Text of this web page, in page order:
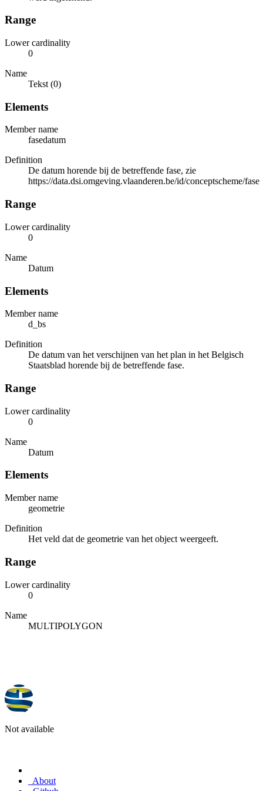
Range
Lower cardinality
0
Name
Tekst (0)
Elements
Member name
fasedatum
Definition
De datum horende bij de betreffende fase, zie
https://data.dsi.omgeving.vlaanderen.be/id/conceptscheme/fase
Range
Lower cardinality
0
Name
Datum
Elements
Member name
d_bs
Definition
De datum van het verschijnen van het plan in het Belgisch
Staatsblad horende bij de betreffende fase.
Range
Lower cardinality
0
Name
Datum
Elements
Member name
geometrie
Definition
Het veld dat de geometrie van het object weergeeft.
Range
Lower cardinality
0
Name
MULTIPOLYGON
Not available
About